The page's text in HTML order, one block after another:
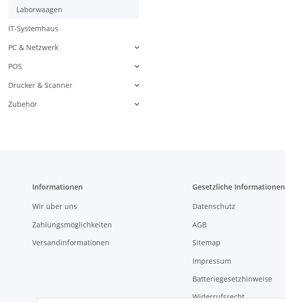
Laborwaagen
IT-Systemhaus
PC & Netzwerk
POS
Drucker & Scanner
Zubehör
Informationen
Wir über uns
Zahlungsmöglichkeiten
Versandinformationen
Gesetzliche Informationen
Datenschutz
AGB
Sitemap
Impressum
Batteriegesetzhinweise
Widerrufsrecht